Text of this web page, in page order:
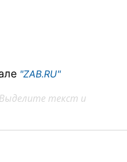
"ZAB.RU"
текст и